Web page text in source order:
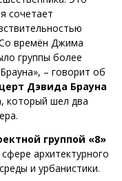
сочетает
времён Джима
группы более
– говорит об
Дэвида Брауна
который шел два
группой «8»
архитектурного
и урбанистики.